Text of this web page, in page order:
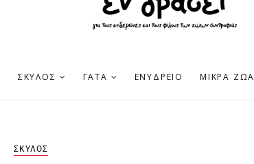
ΣΚΎΛΟΣ ΓΆΤΑ ΕΝΥΔΡΕΊΟ ΜΙΚΡΆ ΖΏΑ
ΣΚΎΛΟΣ